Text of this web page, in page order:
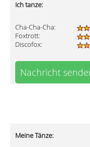
Ich tanze:
Cha-Cha-Cha:
Foxtrott:
Discofox:
Nachricht
Meine Tänze: